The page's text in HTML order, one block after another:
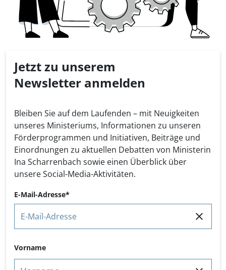
Jetzt zu unserem
Newsletter anmelden
Bleiben Sie auf dem Laufenden – mit Neuigkeiten
unseres Ministeriums, Informationen zu unseren
Förderprogrammen und Initiativen, Beiträge und
Einordnungen zu aktuellen Debatten von Ministerin
Ina Scharrenbach sowie einen Überblick über
unsere Social-Media-Aktivitäten.
E-Mail-Adresse
Name
Vorname